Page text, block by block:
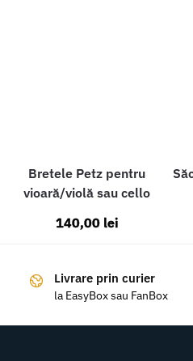
Bretele Petz pentru
vioară/violă sau cello
140,00 lei
Livrare prin curier
la EasyBox sau FanBox